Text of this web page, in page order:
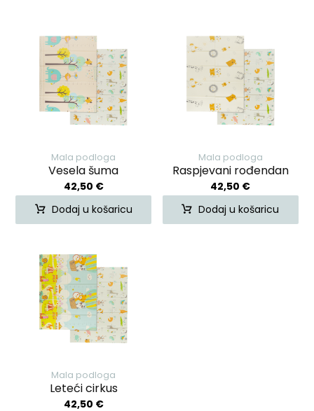
Mala podloga
Vesela šuma
42,50 €
Dodaj u košaricu
Mala podloga
Raspjevani rođendan
42,50 €
Dodaj u košaricu
Mala podloga
Leteći cirkus
42,50 €